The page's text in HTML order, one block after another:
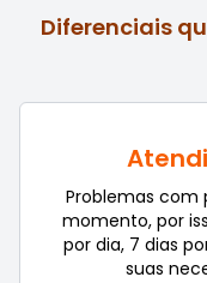
Diferenciais
Problemas com
momento, por
por dia, 7 dias
suas